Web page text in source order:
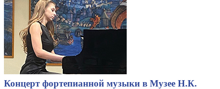
Концерт фортепианной музыки в Музее Н.К.